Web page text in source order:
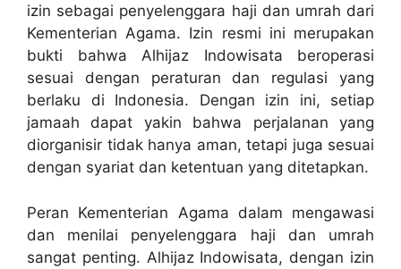
izin sebagai penyelenggara haji dan umrah dari
Kementerian Agama. Izin resmi ini merupakan
bukti bahwa Alhijaz Indowisata beroperasi
sesuai dengan peraturan dan regulasi yang
berlaku di Indonesia. Dengan izin ini, setiap
jamaah dapat yakin bahwa perjalanan yang
diorganisir tidak hanya aman, tetapi juga sesuai
dengan syariat dan ketentuan yang ditetapkan.
Peran Kementerian Agama dalam mengawasi
dan menilai penyelenggara haji dan umrah
sangat penting. Alhijaz Indowisata, dengan izin